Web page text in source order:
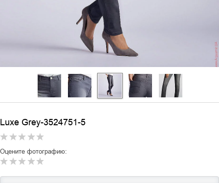
Luxe Grey-3524751-5
Оцените фотографию: